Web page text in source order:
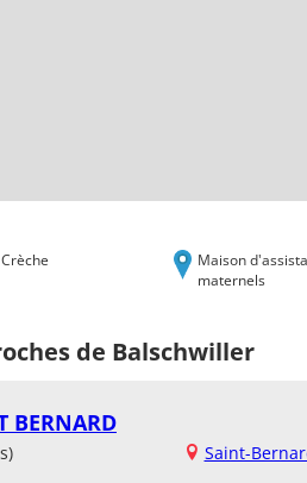
Crèche
Maison
maternels
de Balschwiller
BERNARD
Saint-